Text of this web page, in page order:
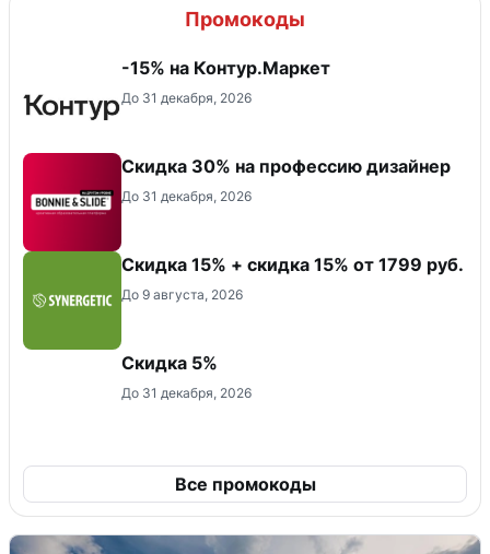
Промокоды
-15% на Контур.Маркет
До 31 декабря, 2026
Скидка 30% на профессию дизайнер
До 31 декабря, 2026
Скидка 15% + скидка 15% от 1799 руб.
До 9 августа, 2026
Скидка 5%
До 31 декабря, 2026
Все промокоды